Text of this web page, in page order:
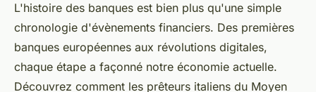
L'histoire des banques est bien plus qu'une simple
chronologie d'évènements financiers. Des premières
banques européennes aux révolutions digitales,
chaque étape a façonné notre économie actuelle.
Découvrez comment les prêteurs italiens du Moyen